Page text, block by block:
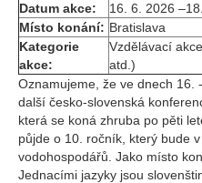
Datum akce:
16. 6. 2026
Místo konání: Bratislava
Kategorie
akce:
Vzdělávací
atd.)
Oznamujeme, že ve dnech 16.
další česko-slovenská
která se koná zhruba po pěti
půjde o 10. ročník, který bude
vodohospodářů. Jako místo
Jednacími jazyky jsou